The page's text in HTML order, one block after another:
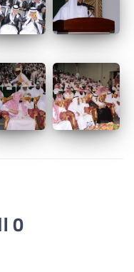
0 التعليقات